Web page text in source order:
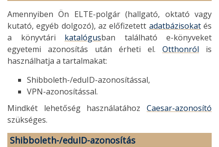
Amennyiben Ön ELTE-polgár (hallgató, oktató vagy
kutató, egyéb dolgozó), az előfizetett adatbázisokatés
a könyvtári katalógusban található e-könyveket
egyetemi azonosítás után érheti el. Otthonról is
használhatja a tartalmakat:
Shibboleth-/eduID-azonosítással,
VPN-azonosítással.
Mindkét lehetőség használatához Caesar-azonosító
szükséges.
Shibboleth-/eduID-azonosítás